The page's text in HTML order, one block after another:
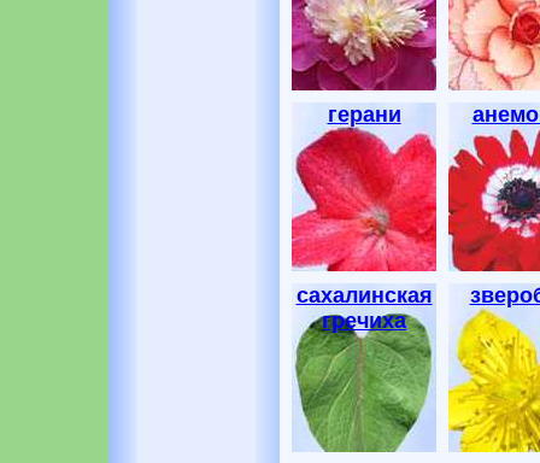
герани
сахалинская
гречиха